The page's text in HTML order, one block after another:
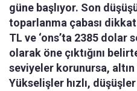
güne başlıyor. Son
toparlanma çabası dikkat
TL ve ‘ons’ta 2385 dolar
olarak öne çıktığını
seviyeler korunursa,
Yükselişler hızlı,